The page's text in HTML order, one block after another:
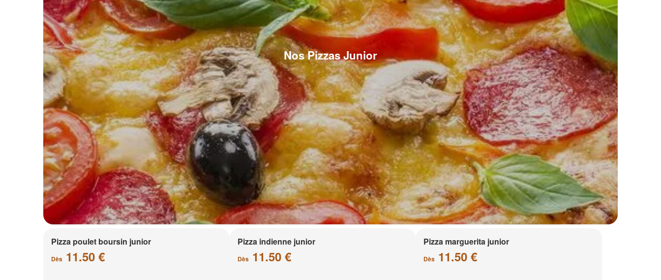
Nos Pizzas Junior
Pizza poulet boursin junior
Dès 11.50 €
Pizza indienne junior
Dès11.50 €
Pizza marguerita junior
Dès 11.50 €